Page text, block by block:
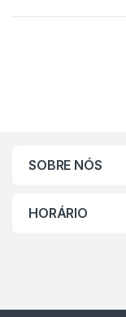
SOBRE NÓS
HORÁRIO